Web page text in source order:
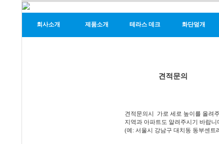
회사소개 제품소개 테라스 데크 화단덮개
견적문의
견적문의시 가로 세로 높이를 올려
지역과 아파트도 알려주시기 바랍니
(예: 서울시 강남구 대치동 동부센트